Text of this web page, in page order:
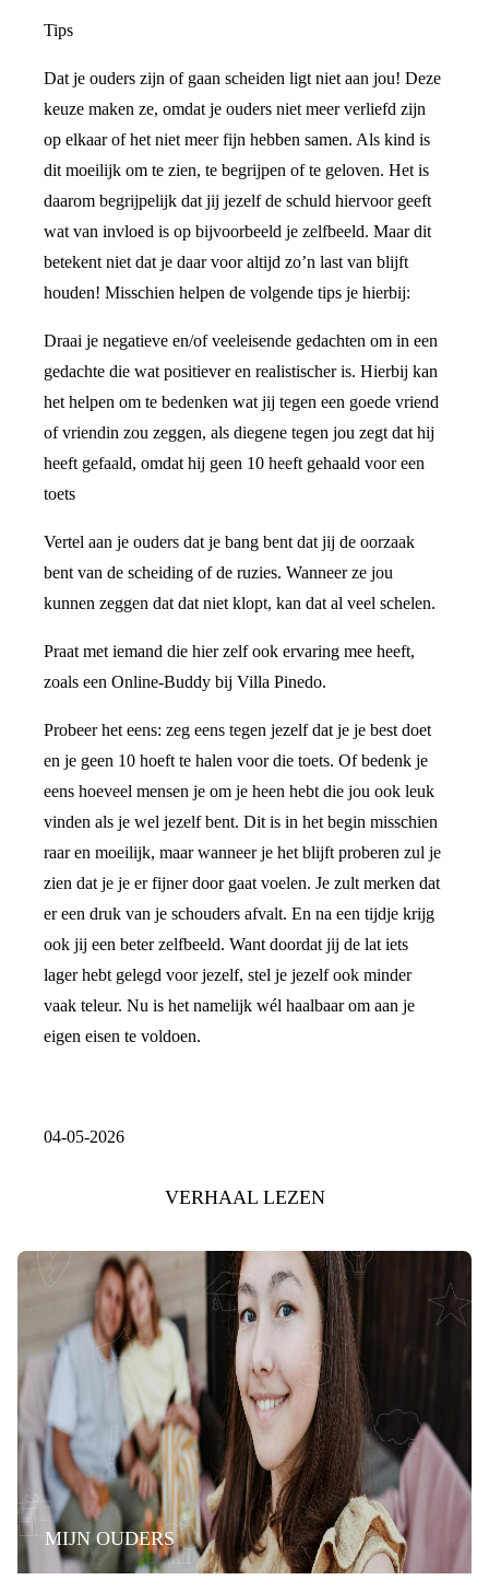
Tips
Dat je ouders zijn of gaan scheiden ligt niet aan jou! Deze
keuze maken ze, omdat je ouders niet meer verliefd zijn
op elkaar of het niet meer fijn hebben samen. Als kind is
dit moeilijk om te zien, te begrijpen of te geloven. Het is
daarom begrijpelijk dat jij jezelf de schuld hiervoor geeft
wat van invloed is op bijvoorbeeld je zelfbeeld. Maar dit
betekent niet dat je daar voor altijd zo’n last van blijft
houden! Misschien helpen de volgende tips je hierbij:
Draai je negatieve en/of veeleisende gedachten om in een
gedachte die wat positiever en realistischer is. Hierbij kan
het helpen om te bedenken wat jij tegen een goede vriend
of vriendin zou zeggen, als diegene tegen jou zegt dat hij
heeft gefaald, omdat hij geen 10 heeft gehaald voor een
toets
Vertel aan je ouders dat je bang bent dat jij de oorzaak
bent van de scheiding of de ruzies. Wanneer ze jou
kunnen zeggen dat dat niet klopt, kan dat al veel schelen.
Praat met iemand die hier zelf ook ervaring mee heeft,
zoals een Online-Buddy bij Villa Pinedo.
Probeer het eens: zeg eens tegen jezelf dat je je best doet
en je geen 10 hoeft te halen voor die toets. Of bedenk je
eens hoeveel mensen je om je heen hebt die jou ook leuk
vinden als je wel jezelf bent. Dit is in het begin misschien
raar en moeilijk, maar wanneer je het blijft proberen zul je
zien dat je je er fijner door gaat voelen. Je zult merken dat
er een druk van je schouders afvalt. En na een tijdje krijg
ook jij een beter zelfbeeld. Want doordat jij de lat iets
lager hebt gelegd voor jezelf, stel je jezelf ook minder
vaak teleur. Nu is het namelijk wél haalbaar om aan je
eigen eisen te voldoen.
04-05-2026
VERHAAL LEZEN
MIJN OUDERS